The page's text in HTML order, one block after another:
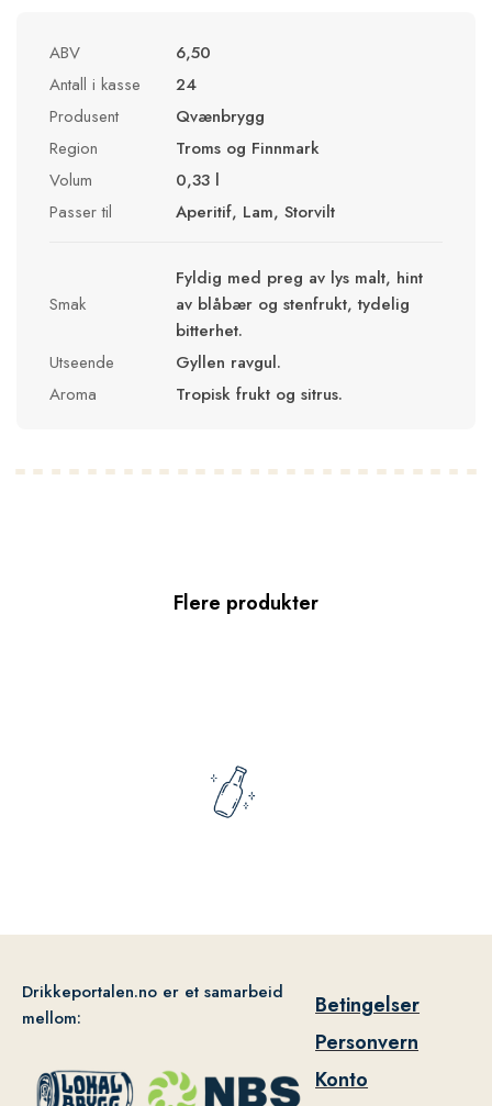
ABV
6,50
Antall i kasse
24
Produsent
Qvænbrygg
Region
Troms og Finnmark
Volum
0,33 l
Passer til
Aperitif, Lam, Storvilt
Smak
Fyldig med preg av lys malt, hint
av blåbær og stenfrukt, tydelig
bitterhet.
Utseende
Gyllen ravgul.
Aroma
Tropisk frukt og sitrus.
Flere produkter
Drikkeportalen.no er et samarbeid
mellom:
Betingelser
Personvern
Konto